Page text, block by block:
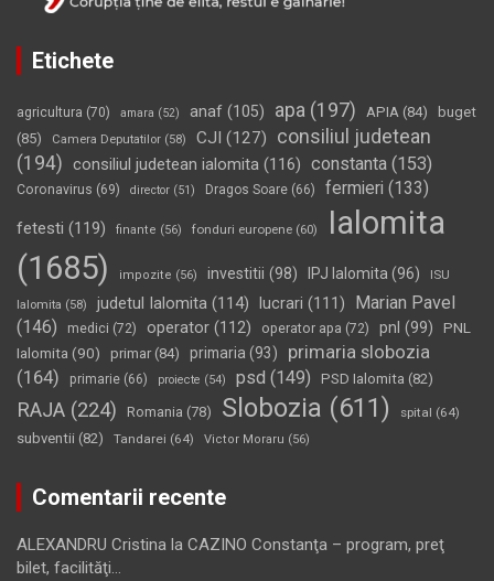
Etichete
agricultura (70) amara (52) anaf (105) apa (197) APIA (84)
buget
(85)
Camera Deputatilor (58) CJI (127)
consiliul judetean
(194) consiliul judetean ialomita (116) constanta (153)
Coronavirus (69) director (51) Dragos Soare (66) fermieri (133)
fetesti (119) finante (56) fonduri europene (60)
Ialomita
(1685)
impozite (56) investitii (98) IPJ Ialomita (96) ISU
Ialomita (58) judetul Ialomita (114) lucrari (111)
Marian Pavel
(146)
medici (72) operator (112) operator apa (72) pnl (99)
PNL
Ialomita (90) primar(84) primaria (93)
primaria slobozia
(164)
primarie (66) proiecte (54) psd (149) PSD Ialomita (82)
RAJA (224) Romania (78) Slobozia (611) spital (64)
subventii (82) Tandarei (64) Victor Moraru (56)
Comentarii recente
ALEXANDRU Cristina la CAZINO Constanţa – program, preţ
bilet, facilităţi…